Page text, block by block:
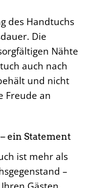
des Handtuchs
Die
Nähte
auch nach
und nicht
Freude an
ein Statement
ist mehr als
–